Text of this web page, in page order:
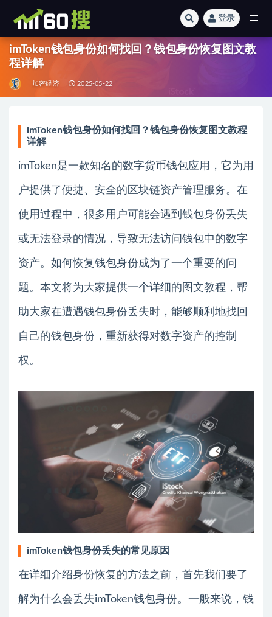
登录
imToken钱包身份如何找回？钱包身份恢复图文教
程详解
加密经济 2025-05-22
imToken钱包身份如何找回？钱包身份恢复图文教程
详解
imToken是一款知名的数字货币钱包应用，它为用
户提供了便捷、安全的区块链资产管理服务。在
使用过程中，很多用户可能会遇到钱包身份丢失
或无法登录的情况，导致无法访问钱包中的数字
资产。如何恢复钱包身份成为了一个重要的问
题。本文将为大家提供一个详细的图文教程，帮
助大家在遭遇钱包身份丢失时，能够顺利地找回
自己的钱包身份，重新获得对数字资产的控制
权。
imToken钱包身份丢失的常见原因
在详细介绍身份恢复的方法之前，首先我们要了
解为什么会丢失imToken钱包身份。一般来说，钱